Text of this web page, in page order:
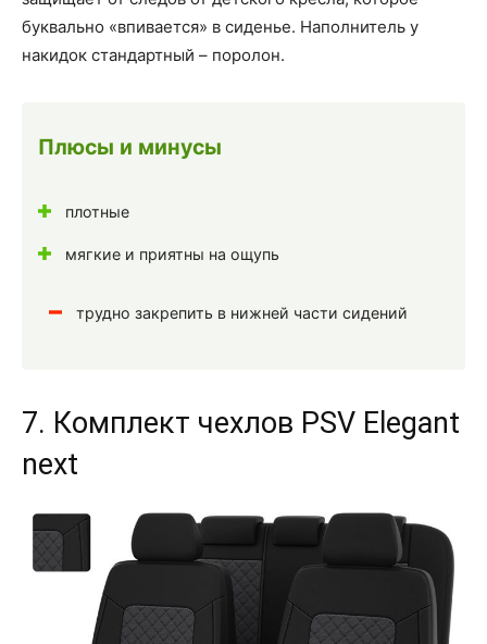
буквально «впивается» в сиденье. Наполнитель у
накидок стандартный – поролон.
Плюсы и минусы
плотные
мягкие и приятны на ощупь
трудно закрепить в нижней части сидений
7. Комплект чехлов PSV Elegant
next